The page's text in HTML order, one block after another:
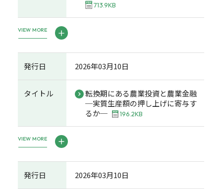
713.9KB
VIEW MORE
発行日 2026年03月10日
タイトル
転換期にある農業投資と農業金融
─実質生産額の押し上げに寄与す
るか─
196.2KB
VIEW MORE
発行日 2026年03月10日